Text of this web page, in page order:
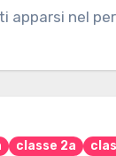
apparsi nel
classe 2a